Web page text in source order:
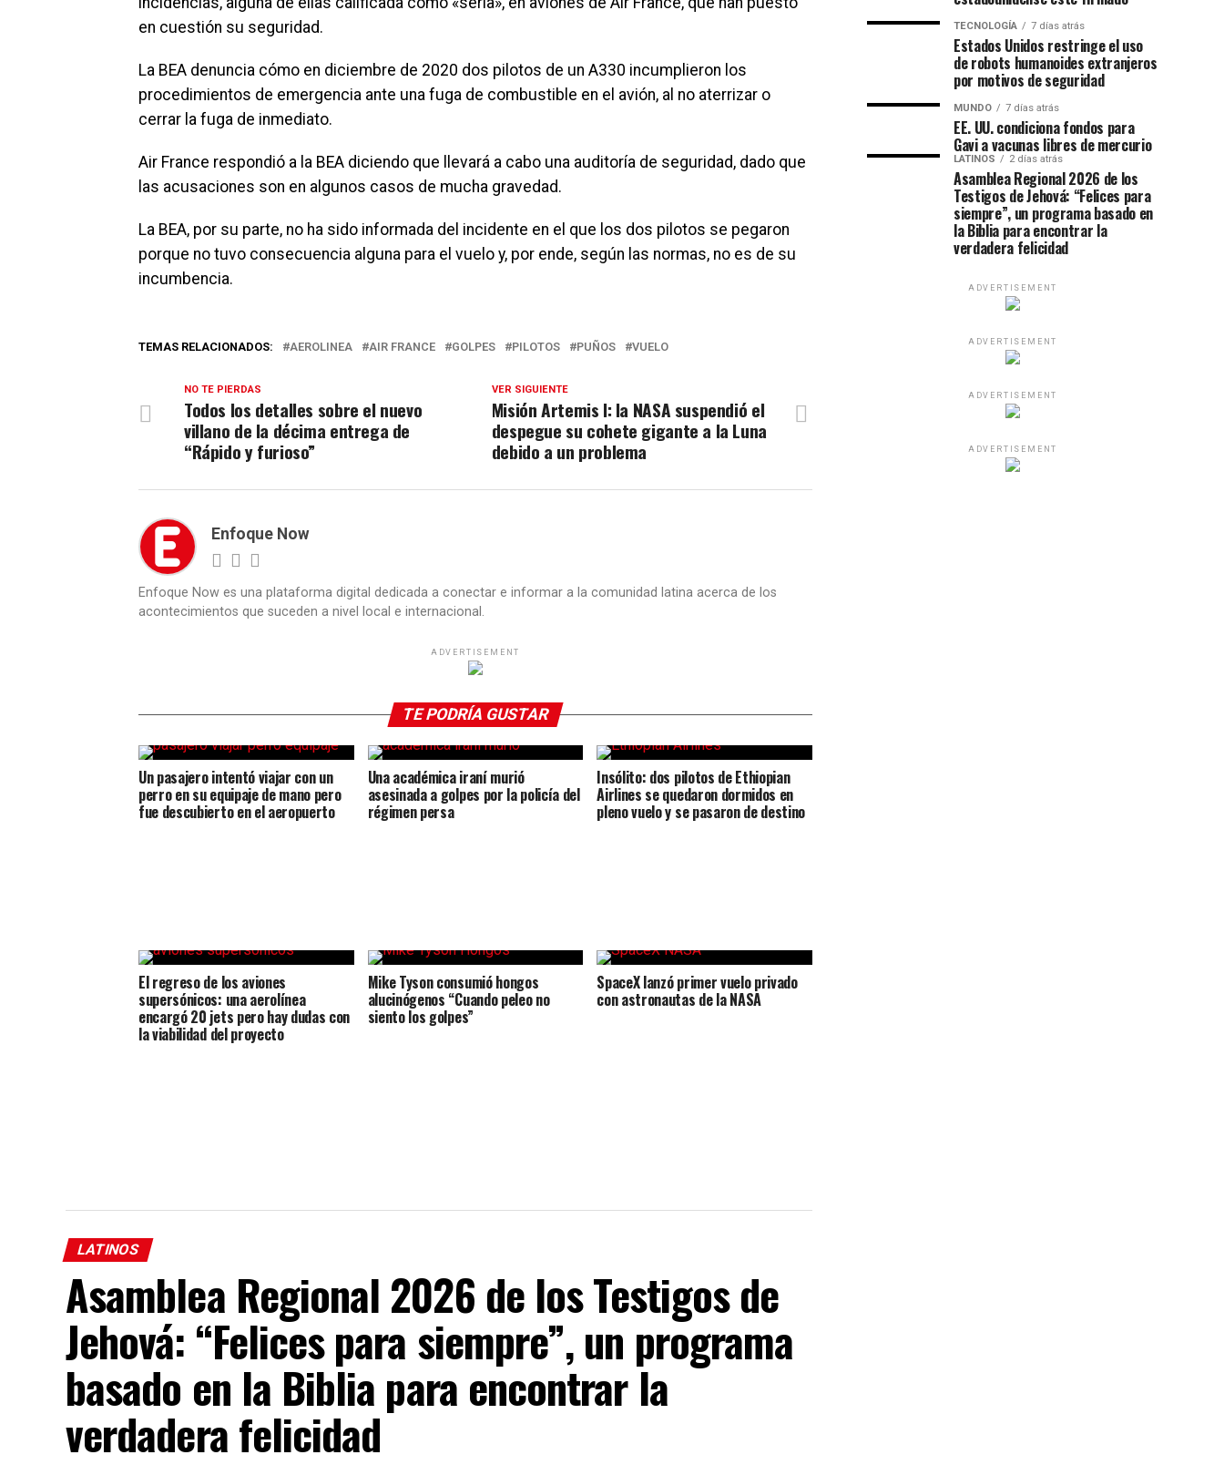
en cuestión su seguridad.
La BEA denuncia cómo en diciembre de 2020 dos pilotos de un A330 incumplieron los
procedimientos de emergencia ante una fuga de combustible en el avión, al no aterrizar o
cerrar la fuga de inmediato.
Air France respondió a la BEA diciendo que llevará a cabo una auditoría de seguridad, dado que
las acusaciones son en algunos casos de mucha gravedad.
La BEA, por su parte, no ha sido informada del incidente en el que los dos pilotos se pegaron
porque no tuvo consecuencia alguna para el vuelo y, por ende, según las normas, no es de su
incumbencia.
TEMAS RELACIONADOS: AEROLINEA AIR FRANCE GOLPES PILOTOS PUÑOS VUELO
VER SIGUIENTE
Misión Artemis I: la NASA suspendió el
despegue su cohete gigante a la Luna
debido a un problema
NO TE PIERDAS
Todos los detalles sobre el nuevo
villano de la décima entrega de
“Rápido y furioso”
Enfoque Now
Enfoque Now es una plataforma digital dedicada a conectar e informar a la comunidad latina acerca de los
acontecimientos que suceden a nivel local e internacional.
ADVERTISEMENT
TE PODRÍA GUSTAR
Un pasajero intentó viajar con un
perro en su equipaje de mano pero
fue descubierto en el aeropuerto
Una académica iraní murió
asesinada a golpes por la policía del
régimen persa
Insólito: dos pilotos de Ethiopian
Airlines se quedaron dormidos en
pleno vuelo y se pasaron de destino
El regreso de los aviones
supersónicos: una aerolínea
encargó 20 jets pero hay dudas con
la viabilidad del proyecto
Mike Tyson consumió hongos
alucinógenos “Cuando peleo no
siento los golpes”
SpaceX lanzó primer vuelo privado
con astronautas de la NASA
LATINOS
Asamblea Regional 2026 de los Testigos de
Jehová: “Felices para siempre”, un programa
basado en la Biblia para encontrar la
verdadera felicidad
TECNOLOGÍA 7 días atrás
Estados Unidos restringe el uso
de robots humanoides extranjeros
por motivos de seguridad
MUNDO 7 días atrás
EE. UU. condiciona fondos para
Gavi a vacunas libres de mercurio
LATINOS 2 días atrás
Asamblea Regional 2026 de los
Testigos de Jehová: “Felices para
siempre”, un programa basado en
la Biblia para encontrar la
verdadera felicidad
ADVERTISEMENT
ADVERTISEMENT
ADVERTISEMENT
ADVERTISEMENT